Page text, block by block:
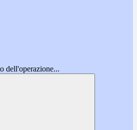
dell'operazione...